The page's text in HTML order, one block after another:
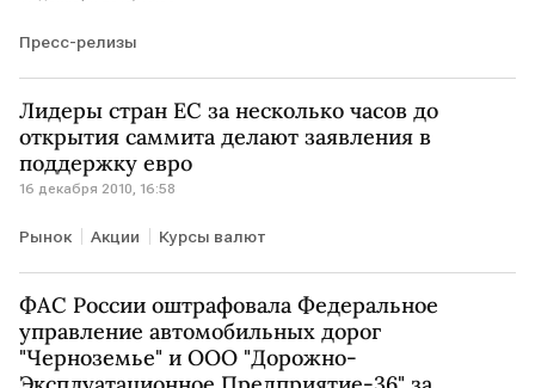
Пресс-релизы
Лидеры стран ЕС за несколько часов до
открытия саммита делают заявления в
поддержку евро
16 декабря 2010, 16:58
Рынок Акции Курсы валют
ФАС России оштрафовала Федеральное
управление автомобильных дорог
"Черноземье" и ООО "Дорожно-